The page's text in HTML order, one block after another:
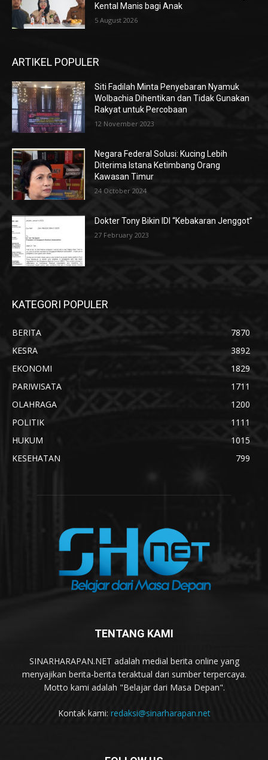
Kental Manis bagi Anak
5 August 2026
ARTIKEL POPULER
Siti Fadilah Minta Penyebaran Nyamuk
Wolbachia Dihentikan dan Tidak Gunakan
Rakyat untuk Percobaan
12 November 2023
Negara Federal Solusi: Kucing Lebih
Diterima Istana Ketimbang Orang
Kawasan Timur
24 October 2024
Dokter Tony Bikin IDI “Kebakaran Jenggot”
27 February 2023
KATEGORI POPULER
BERITA
7870
KESRA
3892
EKONOMI
1829
PARIWISATA
1711
OLAHRAGA
1200
POLITIK
1111
HUKUM
1015
KESEHATAN
799
TENTANG KAMI
SINARHARAPAN.NET adalah medial berita online yang
menyajikan berita-berita teraktual dari sumber terpercaya.
Motto kami adalah "Belajar dari Masa Depan".
Kontak kami: redaksi@sinarharapan.net